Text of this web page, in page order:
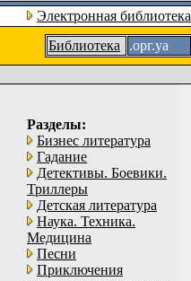
Электронная библиотека
Библиотека
.орг.уа
Разделы:
Бизнес литература
Гадание
Детективы. Боевики.
Триллеры
Детская литература
Наука. Техника.
Медицина
Песни
Приключения